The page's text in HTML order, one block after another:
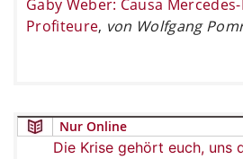
Gaby Weber: Causa
Profiteure, von Wolfgang
Nur Online
Die Krise gehört euch, uns